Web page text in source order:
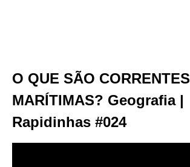
O QUE SÃO CORRENTES
MARÍTIMAS? Geografia |
Rapidinhas #024